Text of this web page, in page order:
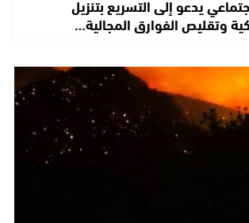
وتقليص الفوارق المجالية…